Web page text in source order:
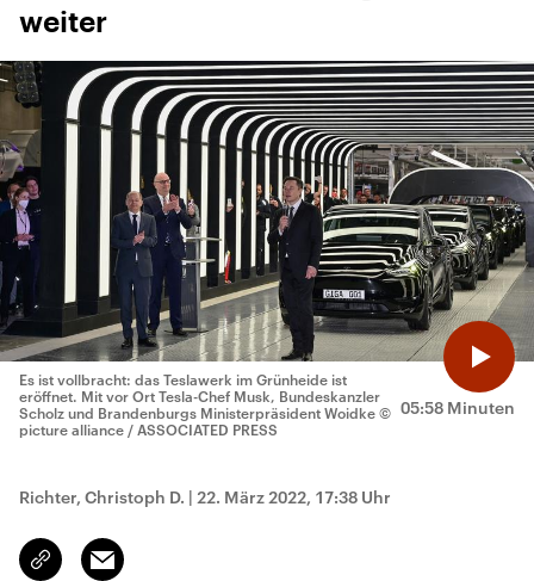
weiter
05:58 Minuten
Es ist vollbracht: das Teslawerk im Grünheide ist
eröffnet. Mit vor Ort Tesla-Chef Musk, Bundeskanzler
Scholz und Brandenburgs Ministerpräsident Woidke ©
picture alliance / ASSOCIATED PRESS
Richter, Christoph D. | 22. März 2022, 17:38 Uhr
Link
kopieren/teilen
Email